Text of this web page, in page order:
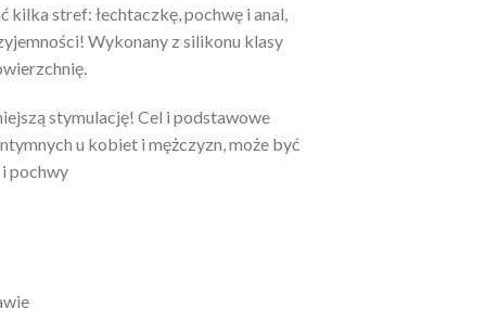
stref: łechtaczkę, pochwę i anal,
Wykonany z silikonu klasy
stymulację! Cel i podstawowe
u kobiet i mężczyzn, może być
pochwy